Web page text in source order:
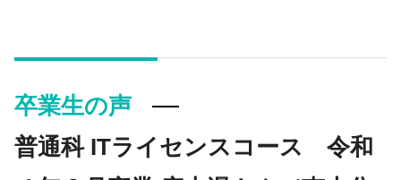
卒業生の声
普通科 ITライセンスコース 令和